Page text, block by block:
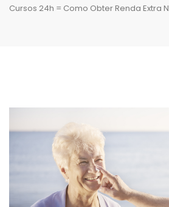
Cursos 24h = Como Obter Renda Extra